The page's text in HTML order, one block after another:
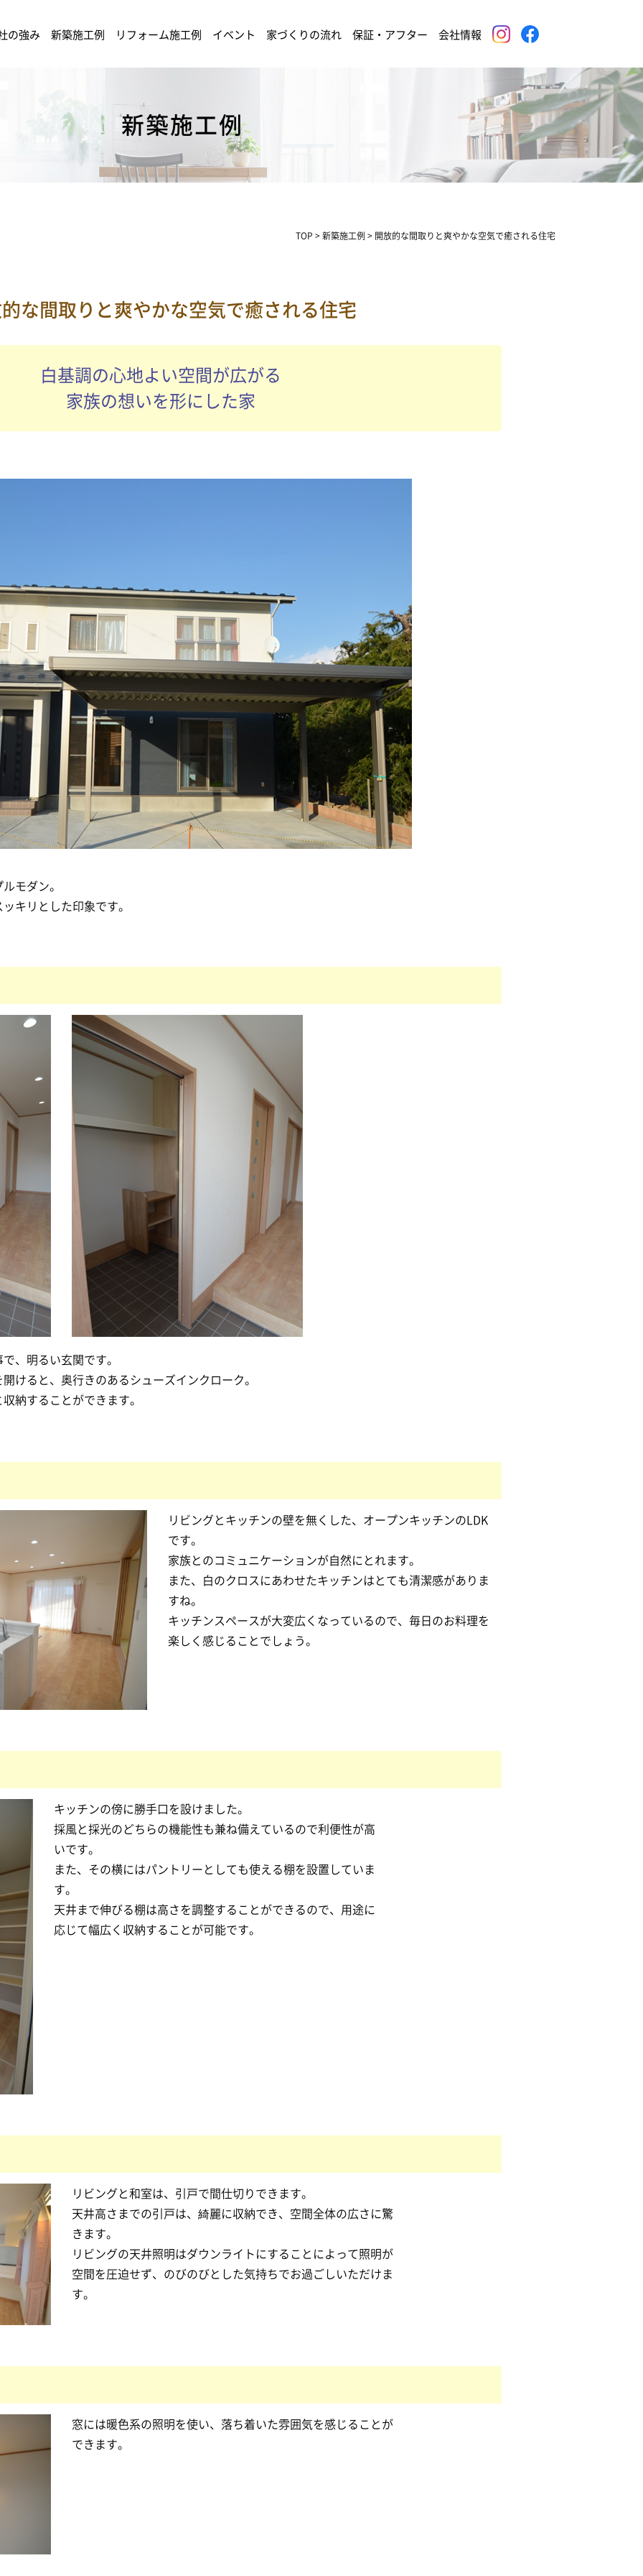
の強み 新築施工例 リフォーム施工例 イベント 家づくりの流れ 保証・アフター 会社情報
新築施工例
TOP > 新築施工例 > 開放的な間取りと爽やかな空気で癒される住宅
な間取りと爽やかな空気で癒される住宅
白基調の心地よい空間が広がる
家族の想いを形にした家
モダン。
キリとした印象です。
、明るい玄関です。
けると、奥行きのあるシューズインクローク。
納することができます。
リビングとキッチンの壁を無くした、オープンキッチンのLDK
です。
家族とのコミュニケーションが自然にとれます。
また、白のクロスにあわせたキッチンはとても清潔感がありま
すね。
キッチンスペースが大変広くなっているので、毎日のお料理を
楽しく感じることでしょう。
キッチンの傍に勝手口を設けました。
採風と採光のどちらの機能性も兼ね備えているので利便性が高
いです。
また、その横にはパントリーとしても使える棚を設置していま
す。
天井まで伸びる棚は高さを調整することができるので、用途に
応じて幅広く収納することが可能です。
リビングと和室は、引戸で間仕切りできます。
天井高さまでの引戸は、綺麗に収納でき、空間全体の広さに驚
きます。
リビングの天井照明はダウンライトにすることによって照明が
空間を圧迫せず、のびのびとした気持ちでお過ごしいただけま
す。
窓には暖色系の照明を使い、落ち着いた雰囲気を感じることが
できます。